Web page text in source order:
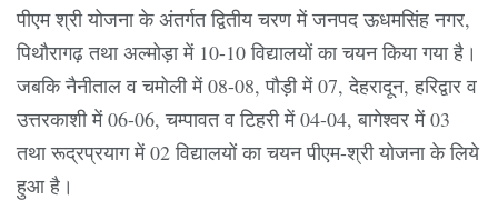
पीएम श्री योजना के अंतर्गत द्वितीय चरण में जनपद ऊधमसिंह नगर,
पिथौरागढ़ तथा अल्मोड़ा में 10-10 विद्यालयों का चयन किया गया है।
जबकि नैनीताल व चमोली में 08-08, पौड़ी में 07, देहरादून, हरिद्वार व
उत्तरकाशी में 06-06, चम्पावत व टिहरी में 04-04, बागेश्वर में 03
तथा रूद्रप्रयाग में 02 विद्यालयों का चयन पीएम-श्री योजना के लिये
हुआ है।